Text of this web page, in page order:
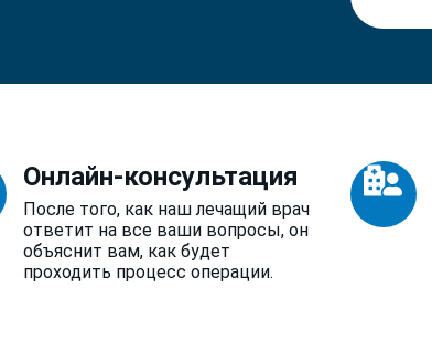
Онлайн-консультация
После того, как наш лечащий врач
ответит на все ваши вопросы, он
объяснит вам, как будет
проходить процесс операции.